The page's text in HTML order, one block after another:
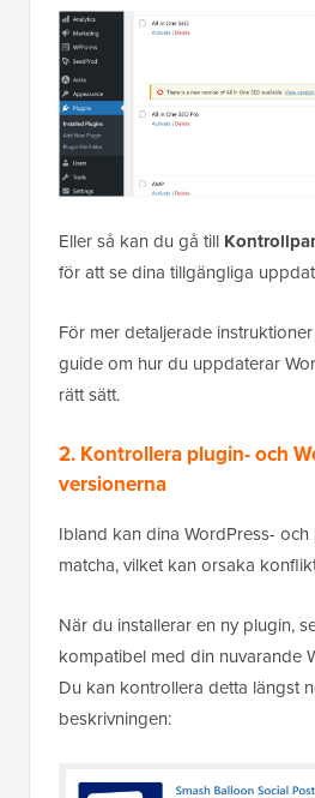
Eller så kan du gå till
för att se dina tillgängliga
För mer detaljerade
guide om hur du uppdaterar
rätt sätt.
2. Kontrollera plugin- och
versionerna
Ibland kan dina WordPress-
matcha, vilket kan orsaka
När du installerar en ny plugin,
kompatibel med din nuvarande
Du kan kontrollera detta längst
beskrivningen: